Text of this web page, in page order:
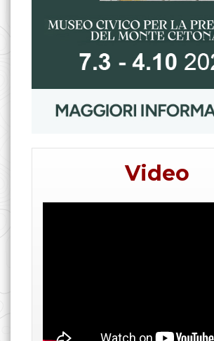
Video